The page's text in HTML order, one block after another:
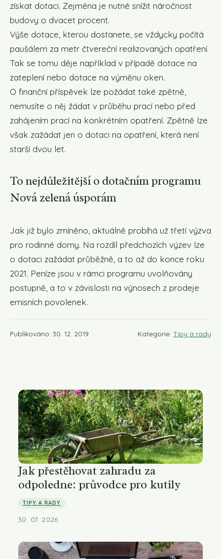
získat dotaci. Zejména je nutné snížit náročnost
budovy o dvacet procent.
Výše dotace, kterou dostanete, se vždycky počítá
paušálem za metr čtvereční realizovaných opatření.
Tak se tomu děje například v případě dotace na
zateplení nebo dotace na výměnu oken.
O finanční příspěvek lze požádat také zpětně,
nemusíte o něj žádat v průběhu prací nebo před
zahájením prací na konkrétním opatření. Zpětně lze
však zažádat jen o dotaci na opatření, která není
starší dvou let.
To nejdůležitější o dotačním programu
Nová zelená úsporám
Jak již bylo zmíněno, aktuálně probíhá už třetí výzva
pro rodinné domy. Na rozdíl předchozích výzev lze
o dotaci zažádat průběžně, a to až do konce roku
2021. Peníze jsou v rámci programu uvolňovány
postupně, a to v závislosti na výnosech z prodeje
emisních povolenek.
Publikováno: 30. 12. 2019 Kategorie: Tipy a rady
Jak přestěhovat zahradu za
odpoledne: průvodce pro kutily
TIPY A RADY
30. 07. 2026